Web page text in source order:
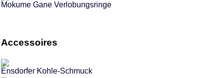
Mokume Gane Verlobungsringe
Accessoires
Ensdorfer Kohle-Schmuck